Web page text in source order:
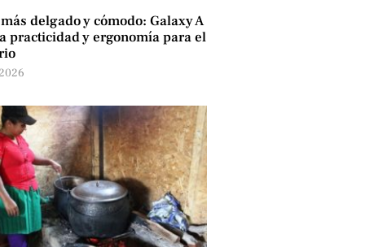
delgado y cómodo: Galaxy A
practicidad y ergonomía para el